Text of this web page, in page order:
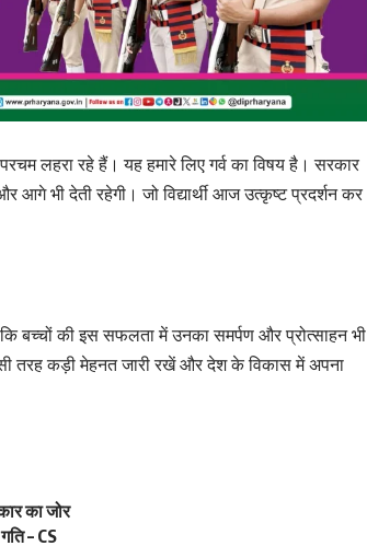
लहरा रहे हैं। यह हमारे लिए गर्व का विषय है। सरकार
आगे भी देती रहेगी। जो विद्यार्थी आज उत्कृष्ट प्रदर्शन कर
कि बच्चों की इस सफलता में उनका समर्पण और प्रोत्साहन भी
इसी तरह कड़ी मेहनत जारी रखें और देश के विकास में अपना
का जोर
– CS